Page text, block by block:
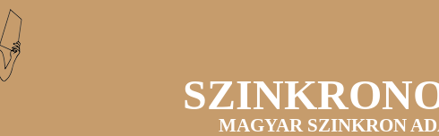
MAGYAR SZINKRON